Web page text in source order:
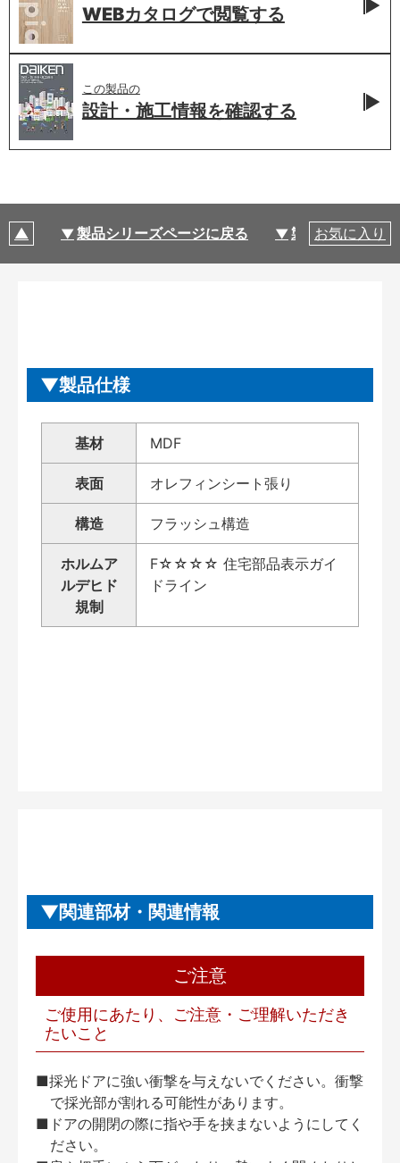
WEBカタログで閲覧する
この製品の
設計・施工情報を確認する
製品シリーズページに戻る 製品仕様
お気に入り
製品仕様
基材 MDF
表面 オレフィンシート張り
構造 フラッシュ構造
ホルムア
ルデヒド
規制
F☆☆☆☆ 住宅部品表示ガイ
ドライン
関連部材・関連情報
ご注意
ご使用にあたり、ご注意・ご理解いただき
たいこと
■採光ドアに強い衝撃を与えないでください。衝撃
で採光部が割れる可能性があります。
■ドアの開閉の際に指や手を挟まないようにしてく
ださい。